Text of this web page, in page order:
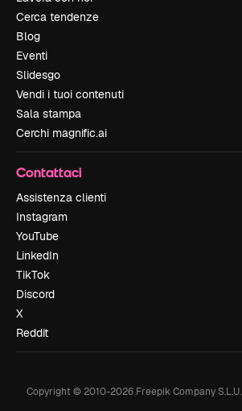
Cerca tendenze
Blog
Eventi
Slidesgo
Vendi i tuoi contenuti
Sala stampa
Cerchi magnific.ai
Contattaci
Assistenza clienti
Instagram
YouTube
LinkedIn
TikTok
Discord
X
Reddit
Copyright © 2010-2026Freepik Company S.L.U.